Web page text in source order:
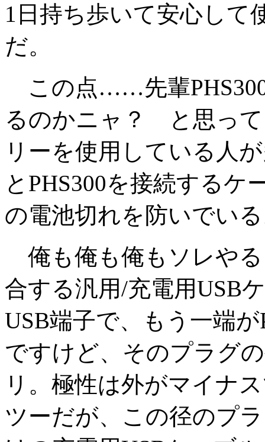
1日持ち歩いて安心して
だ。
この点……先輩
るのかニャ？ と思っ
リーを使用している人
とPHS300を接続するケ
の電池切れを防いでい
俺も俺も俺もソレや
合する汎用/充電用USB
USB端子で、もう一端
ですけど、そのプラグ
リ。極性は外がマイナ
ツーだが、この径のプ